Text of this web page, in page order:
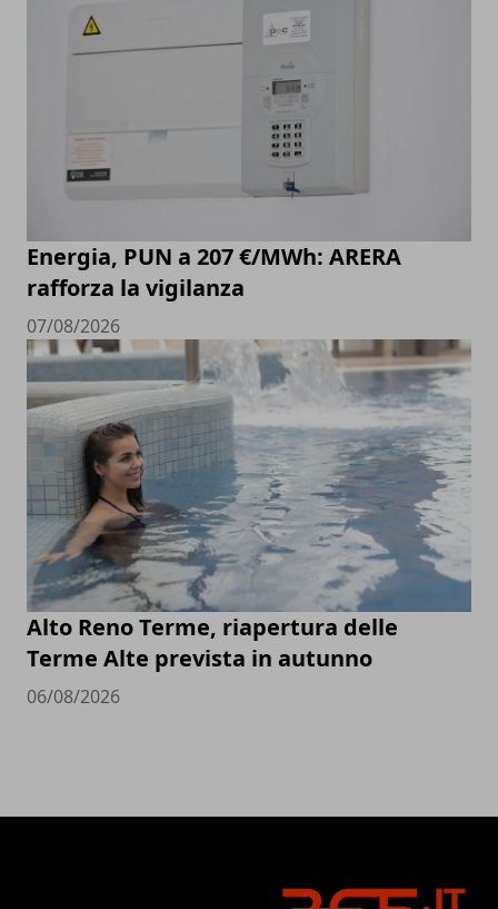
Energia, PUN a 207 €/MWh: ARERA
rafforza la vigilanza
07/08/2026
Alto Reno Terme, riapertura delle
Terme Alte prevista in autunno
06/08/2026